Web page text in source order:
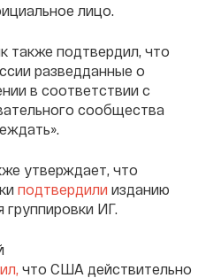
лицо.
также подтвердил, что
разведданные о
в соответствии с
сообщества
утверждает, что
подтвердили изданию
группировки ИГ.
что США действительно